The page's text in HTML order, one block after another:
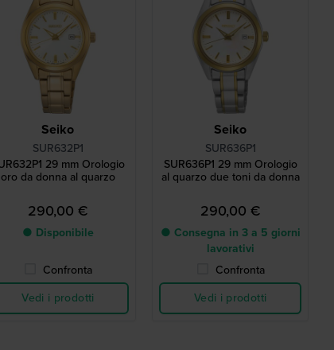
Seiko
SUR632P1
29 mm Orologio
oro da donna al quarzo
290,00 €
● Disponibile
Confronta
Vedi i prodotti
Seiko
SUR636P1
SUR636P1 29 mm Orologio
al quarzo due toni da donna
290,00 €
● Consegna in 3 a 5 giorni
lavorativi
Confronta
Vedi i prodotti